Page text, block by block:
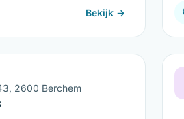
Bekijk →
2600 Berchem